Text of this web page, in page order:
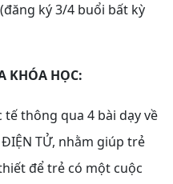
ký 3/4 buổi bất kỳ
KHÓA HỌC:
thông qua 4 bài dạy về
TỬ, nhằm giúp trẻ
để trẻ có một cuộc